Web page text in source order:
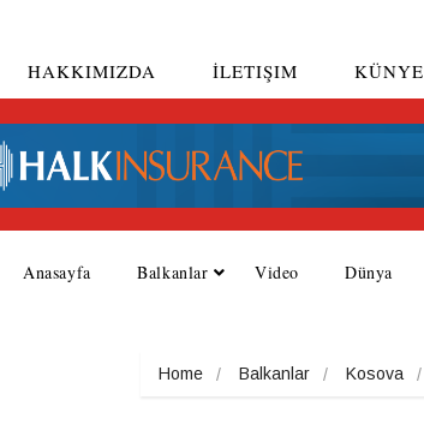
HAKKIMIZDA İLETIŞIM KÜNYE
Anasayfa Balkanlar Video Dünya
Home Balkanlar Kosova